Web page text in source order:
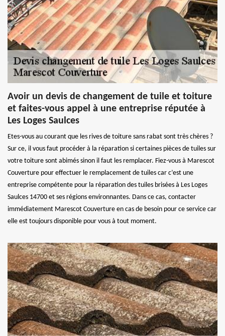
Avoir un devis de changement de tuile et toiture
et faites-vous appel à une entreprise réputée à
Les Loges Saulces
Etes-vous au courant que les rives de toiture sans rabat sont très chères ?
Sur ce, il vous faut procéder à la réparation si certaines pièces de tuiles sur
votre toiture sont abimés sinon il faut les remplacer. Fiez-vous à Marescot
Couverture pour effectuer le remplacement de tuiles car c’est une
entreprise compétente pour la réparation des tuiles brisées à Les Loges
Saulces 14700 et ses régions environnantes. Dans ce cas, contacter
immédiatement Marescot Couverture en cas de besoin pour ce service car
elle est toujours disponible pour vous à tout moment.